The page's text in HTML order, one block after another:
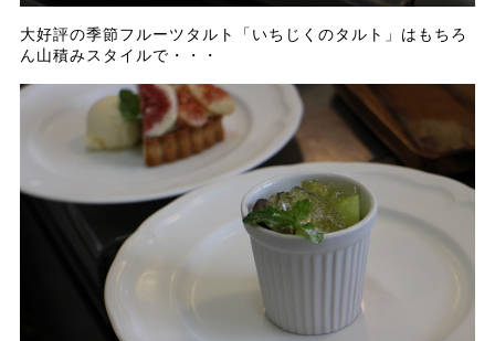
大好評の季節フルーツタルト「いちじくのタルト」はもちろ
ん山積みスタイルで・・・